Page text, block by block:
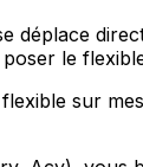
déplace
le
sur